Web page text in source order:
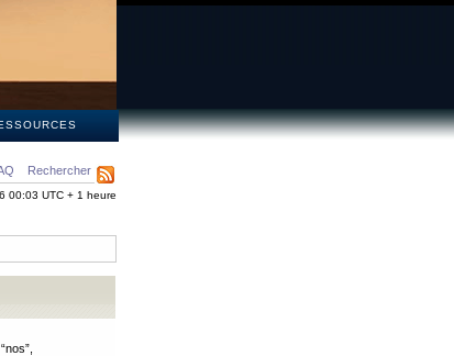
Rechercher
00:03 UTC + 1 heure